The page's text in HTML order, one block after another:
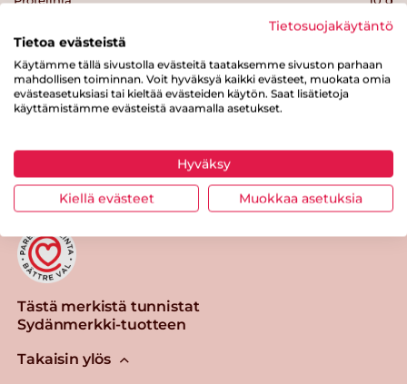
0.9 g
Tästä merkistä tunnistat
Sydänmerkki-tuotteen
Takaisin ylös
Tietosuojakäytäntö
Tietoa evästeistä
Käytämme tällä sivustolla evästeitä taataksemme sivuston parhaan
mahdollisen toiminnan. Voit hyväksyä kaikki evästeet, muokata omia
evästeasetuksiasi tai kieltää evästeiden käytön. Saat lisätietoja
käyttämistämme evästeistä avaamalla asetukset.
Hyväksy
Kiellä evästeet Muokkaa asetuksia